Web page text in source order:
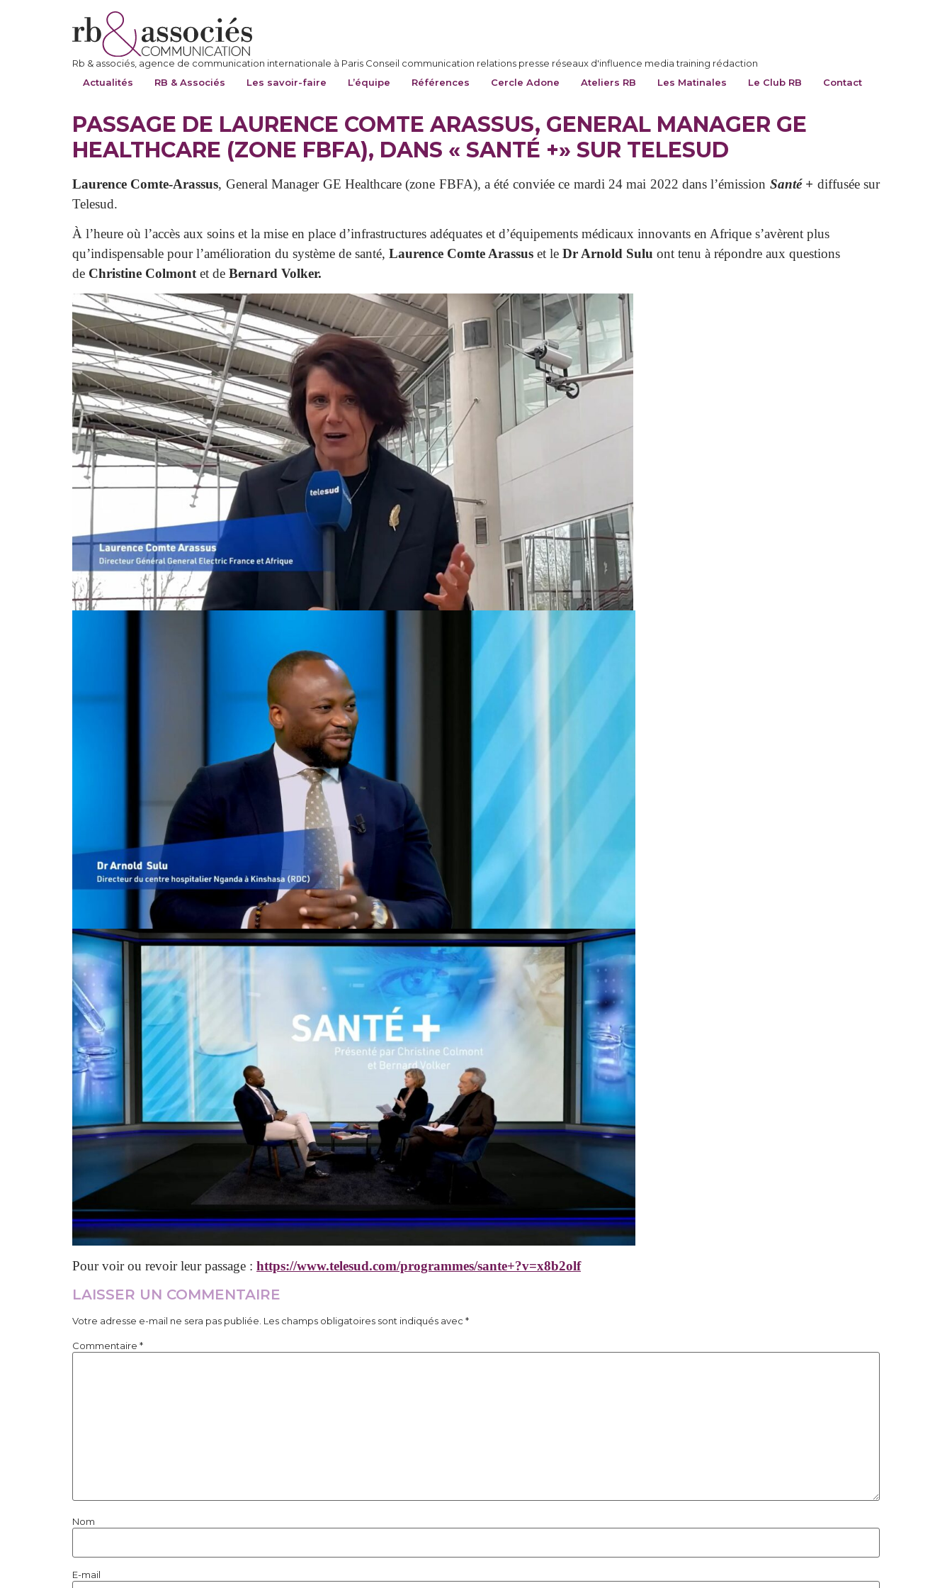
Rb & associés, agence de communication internationale à Paris Conseil communication relations presse réseaux d'influence media training rédaction
Actualités
RB & Associés Les savoir-faire L’équipe Références Cercle Adone Ateliers RB Les Matinales Le Club RB Contact
PASSAGE DE LAURENCE COMTE ARASSUS, GENERAL MANAGER GE
HEALTHCARE (ZONE FBFA), DANS « SANTÉ +» SUR TELESUD
Laurence Comte-Arassus, General Manager GE Healthcare (zone FBFA), a été conviée ce mardi 24 mai 2022 dans l’émission Santé + diffusée sur
Telesud.
À l’heure où l’accès aux soins et la mise en place d’infrastructures adéquates et d’équipements médicaux innovants en Afrique s’avèrent plus
qu’indispensable pour l’amélioration du système de santé, Laurence Comte Arassus et le Dr Arnold Sulu ont tenu à répondre aux questions
de Christine Colmont et de Bernard Volker.
Pour voir ou revoir leur passage : https://www.telesud.com/programmes/sante+?v=x8b2olf
LAISSER UN COMMENTAIRE
Votre adresse e-mail ne sera pas publiée. Les champs obligatoires sont indiqués avec *
Commentaire *
Nom
E-mail